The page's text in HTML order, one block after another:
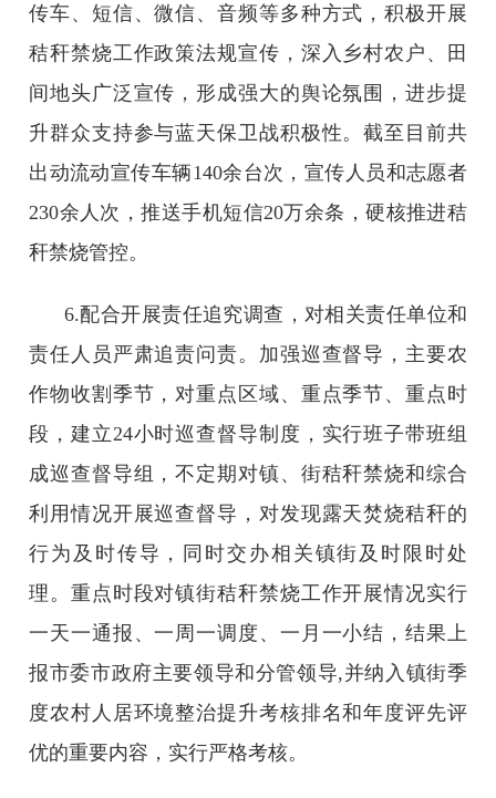
传车、短信、微信、音频等多种方式，积极开展
秸秆禁烧工作政策法规宣传，深入乡村农户、田
间地头广泛宣传，形成强大的舆论氛围，进步提
升群众支持参与蓝天保卫战积极性。截至目前共
出动流动宣传车辆140余台次，宣传人员和志愿者
230余人次，推送手机短信20万余条，硬核推进秸
秆禁烧管控。
6.配合开展责任追究调查，对相关责任单位和
责任人员严肃追责问责。加强巡查督导，主要农
作物收割季节，对重点区域、重点季节、重点时
段，建立24小时巡查督导制度，实行班子带班组
成巡查督导组，不定期对镇、街秸秆禁烧和综合
利用情况开展巡查督导，对发现露天焚烧秸秆的
行为及时传导，同时交办相关镇街及时限时处
理。重点时段对镇街秸秆禁烧工作开展情况实行
一天一通报、一周一调度、一月一小结，结果上
报市委市政府主要领导和分管领导,并纳入镇街季
度农村人居环境整治提升考核排名和年度评先评
优的重要内容，实行严格考核。